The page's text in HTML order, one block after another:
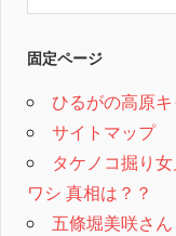
固定ページ
ひるがの高原
サイトマップ
タケノコ掘り
ワシ 真相は？？
五條堀美咲さ